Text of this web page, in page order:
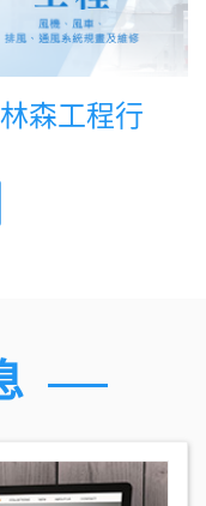
林森工程行